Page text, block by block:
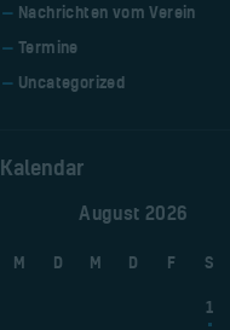
Nachrichten vom Verein
Termine
Uncategorized
Kalendar
August 2026
M D M D F S
1